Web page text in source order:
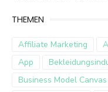
THEMEN
Affiliate Marketing
App
Business Model Canvas